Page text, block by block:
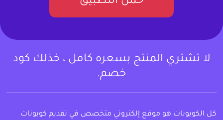
لا تشتري المنتج بسعره كامل ، خذلك كود
خصم.
كل الكوبونات هو موقع إلكتروني متخصص في تقديم كوبونات